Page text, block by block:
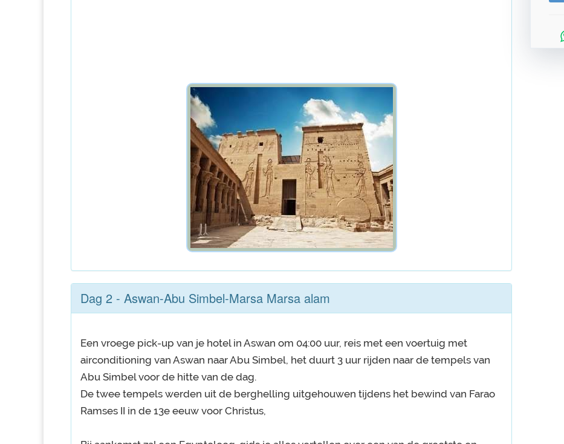
Dag 2 - Aswan-Abu Simbel-Marsa Marsa alam
Een vroege pick-up van je hotel in Aswan om 04:00 uur, reis met een voertuig met
airconditioning van Aswan naar Abu Simbel, het duurt 3 uur rijden naar de tempels van
Abu Simbel voor de hitte van de dag.
De twee tempels werden uit de berghelling uitgehouwen tijdens het bewind van Farao
Ramses II in de 13e eeuw voor Christus,